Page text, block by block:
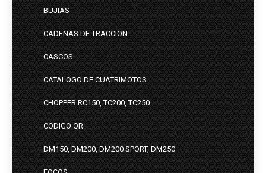
BUJIAS
CADENAS DE TRACCION
CASCOS
CATALOGO DE CUATRIMOTOS
CHOPPER RC150, TC200, TC250
CODIGO QR
DM150, DM200, DM200 SPORT, DM250